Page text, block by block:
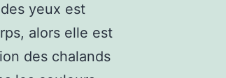
yeux est
alors elle est
des chalands